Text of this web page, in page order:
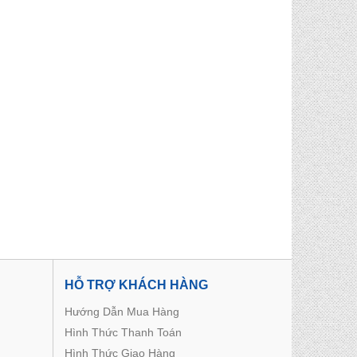
HỖ TRỢ KHÁCH HÀNG
Hướng Dẫn Mua Hàng
Hình Thức Thanh Toán
Hình Thức Giao Hàng